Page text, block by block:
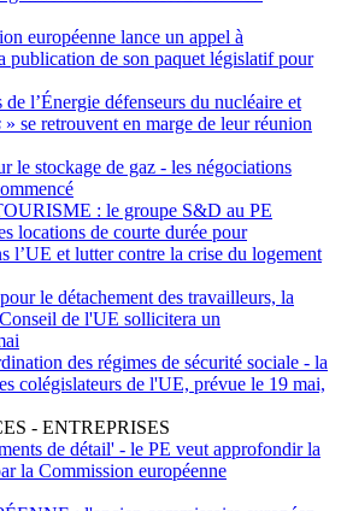
européenne lance un appel à
publication de son paquet législatif pour
de l’Énergie défenseurs du nucléaire et
» se retrouvent en marge de leur réunion
le stockage de gaz - les négociations
: le groupe S&D au PE
locations de courte durée pour
l’UE et lutter contre la crise du logement
le détachement des travailleurs, la
de l'UE sollicitera un
des régimes de sécurité sociale - la
colégislateurs de l'UE, prévue le 19 mai,
- ENTREPRISES
de détail' - le PE veut approfondir la
la Commission européenne